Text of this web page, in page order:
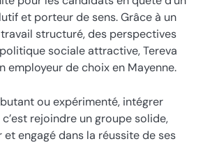
et porteur de sens. Grâce à un
structuré, des perspectives
sociale attractive, Tereva
employeur de choix en Mayenne.
ou expérimenté, intégrer
c’est rejoindre un groupe solide,
et engagé dans la réussite de ses